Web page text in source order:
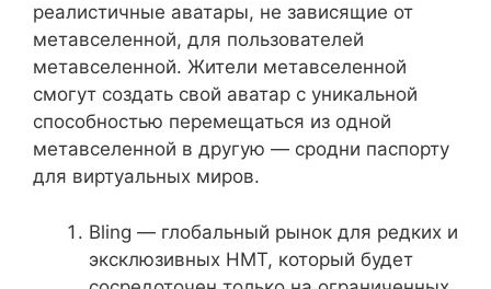
реалистичные аватары, не зависящие от
метавселенной, для пользователей
метавселенной. Жители метавселенной
смогут создать свой аватар с уникальной
способностью перемещаться из одной
метавселенной в другую — сродни паспорту
для виртуальных миров.
Bling — глобальный рынок для редких и
эксклюзивных НМТ, который будет